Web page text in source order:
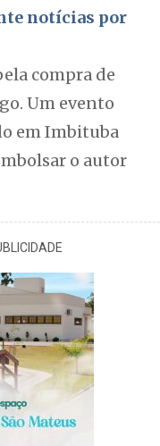
notícias por
compra de
Um evento
em Imbituba
o autor